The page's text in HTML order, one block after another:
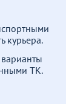
курьера.
ТК.